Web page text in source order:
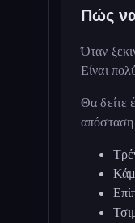
Πώς
Όταν
Είναι
Θα δείτε
απόσταση